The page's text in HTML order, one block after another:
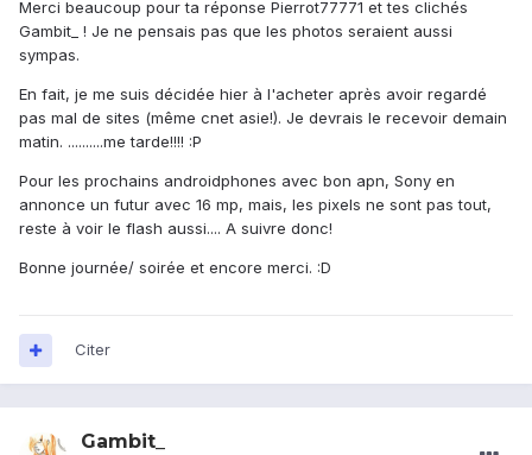
Merci beaucoup pour ta réponse Pierrot77771 et tes clichés
Gambit_ ! Je ne pensais pas que les photos seraient aussi
sympas.
En fait, je me suis décidée hier à l'acheter après avoir regardé
pas mal de sites (même cnet asie!). Je devrais le recevoir demain
matin. ..........me tarde!!!! :P
Pour les prochains androidphones avec bon apn, Sony en
annonce un futur avec 16 mp, mais, les pixels ne sont pas tout,
reste à voir le flash aussi.... A suivre donc!
Bonne journée/ soirée et encore merci. :D
Citer
Gambit_